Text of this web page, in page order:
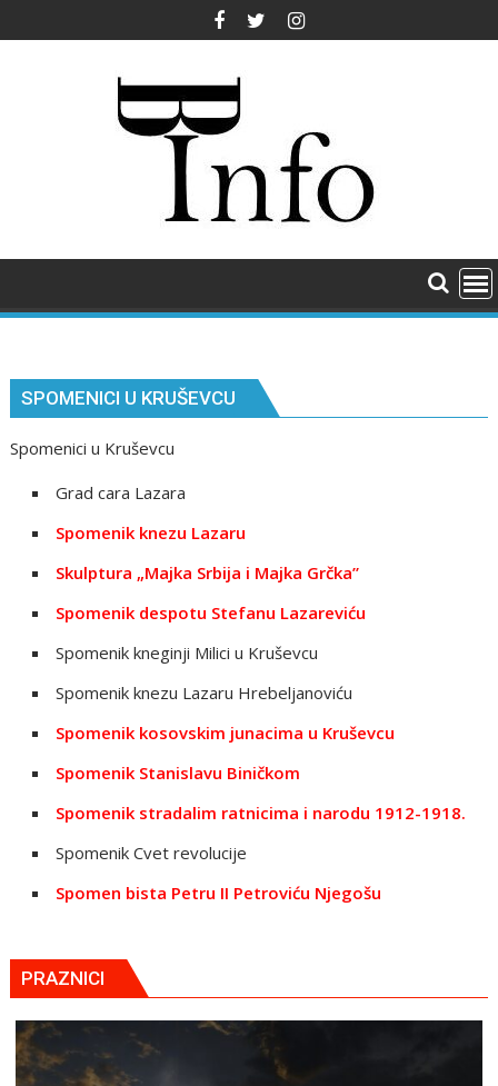
to
SPOMENICI U KRUŠEVCU
Spomenici u Kruševcu
Grad cara Lazara
Spomenik knezu Lazaru
Skulptura „Majka Srbija i Majka Grčka”
Spomenik despotu Stefanu Lazareviću
Spomenik kneginji Milici u Kruševcu
Spomenik knezu Lazaru Hrebeljanoviću
Spomenik kosovskim junacima u Kruševcu
Spomenik Stanislavu Biničkom
Spomenik stradalim ratnicima i narodu 1912-1918.
Spomenik Cvet revolucije
Spomen bista Petru II Petroviću Njegošu
PRAZNICI